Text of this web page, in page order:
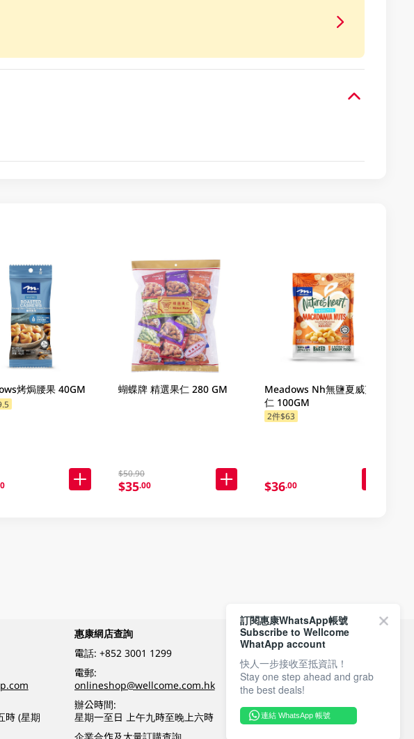
烤焗腰果 40GM 蝴蝶牌 精選果仁 280 GM
$50.90
$35.00
Meadows Nh無鹽夏威夷果
仁 100GM
2件$63
$36.00
時 (星期
惠康網店查詢
電話: +852 3001 1299
電郵:
onlineshop@wellcome.com.hk
辦公時間:
星期一至日 上午九時至晚上六時
付款方式
關注我們
訂閱惠康WhatsApp帳號
Subscribe to Wellcome
WhatApp account
快人一步接收至抵資訊！
Stay one step ahead and grab
the best deals!
連結 WhatsApp 帳號